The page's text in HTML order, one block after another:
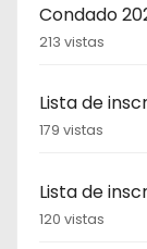
Condado
213 vistas
Lista de
179 vistas
Lista de
120 vistas